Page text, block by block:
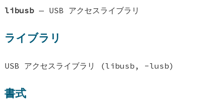
libusb — USB アクセスライブラリ
ライブラリ
USB アクセスライブラリ (libusb, -lusb)
書式